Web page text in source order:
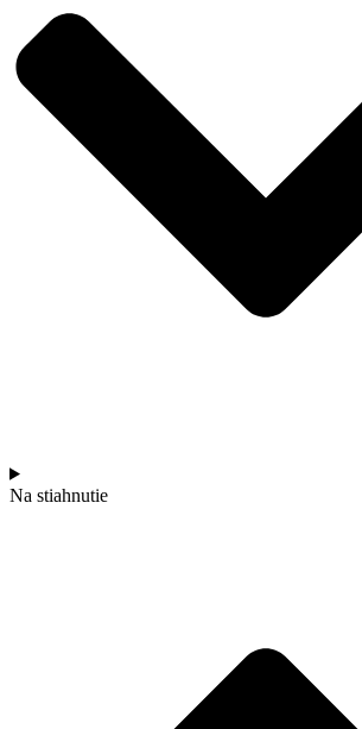
Na stiahnutie